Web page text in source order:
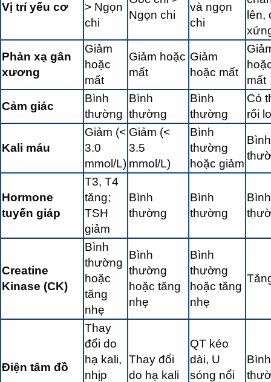
Vị trí yếu cơ
> Ngọn
chi
Ngọn chi
và ngọn
chi
lên,
Phản xạ gân
xương
Giảm
hoặc
mất
Giảm hoặc
mất
Giảm
hoặc mất
mất
Cảm giác
Bình
thường
Bình
thường
Bình
thường
Có
rối
Kali máu
Giảm (<
3.0
mmol/L)
Giảm (<
3.5
mmol/L)
Bình
thường
hoặc giảm
Bình
Hormone
tuyến giáp
T3, T4
tăng;
TSH
giảm
Bình
thường
Bình
thường
Bình
Creatine
Kinase (CK)
Bình
thường
hoặc
tăng
nhẹ
Bình
thường
hoặc tăng
nhẹ
Bình
thường
hoặc tăng
nhẹ
Điện tâm đồ
Thay
đổi do
hạ kali,
nhịp
Thay đổi
do hạ kali
QT kéo
dài, U
sóng nổi
Bình